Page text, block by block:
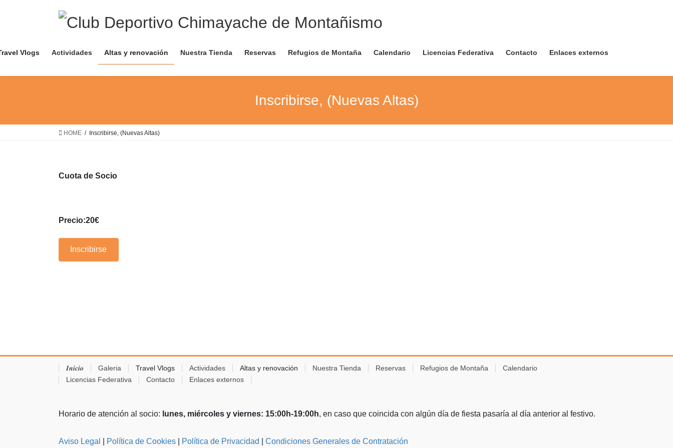
Vlogs Actividades Altas y renovación Nuestra Tienda Reservas Refugios de Montaña Calendario Licencias Federativa Contacto Enlaces externos
Inscribirse, (Nuevas Altas)
HOME Inscribirse, (Nuevas Altas)
Cuota de Socio
Precio:20€
Inscribirse
𝑰𝒏𝒊𝒄𝒊𝒐 Galeria Travel Vlogs Actividades Altas y renovación Nuestra Tienda Reservas Refugios de Montaña
Calendario
Licencias Federativa
Contacto Enlaces externos
Horario de atención al socio: lunes, miércoles y viernes: 15:00h-19:00h, en caso que coincida con algún día de fiesta pasaría al día anterior al festivo.
Aviso Legal Política de Cookies Política de Privacidad Condiciones Generales de Contratación